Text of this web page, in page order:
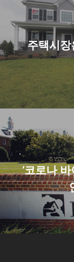
주택시
‘코로나